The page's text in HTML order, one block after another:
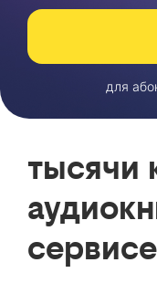
для
тысячи